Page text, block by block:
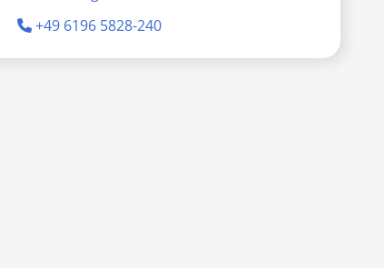
+49 6196 5828-240